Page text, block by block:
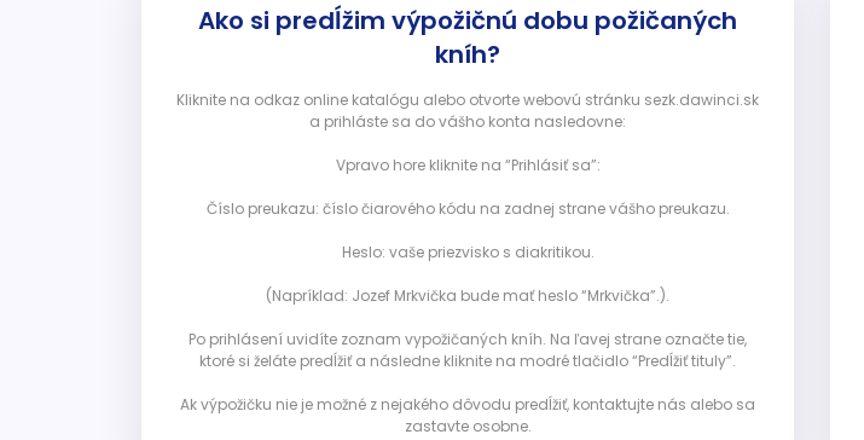
Ako si predĺžim výpožičnú dobu požičaných
kníh?
Kliknite na odkaz online katalógu alebo otvorte webovú stránku sezk.dawinci.sk
a prihláste sa do vášho konta nasledovne:
Vpravo hore kliknite na “Prihlásiť sa”:
Číslo preukazu: číslo čiarového kódu na zadnej strane vášho preukazu.
Heslo: vaše priezvisko s diakritikou.
(Napríklad: Jozef Mrkvička bude mať heslo “Mrkvička”.).
Po prihlásení uvidíte zoznam vypožičaných kníh. Na ľavej strane označte tie,
ktoré si želáte predĺžiť a následne kliknite na modré tlačidlo “Predĺžiť tituly”.
Ak výpožičku nie je možné z nejakého dôvodu predĺžiť, kontaktujte nás alebo sa
zastavte osobne.